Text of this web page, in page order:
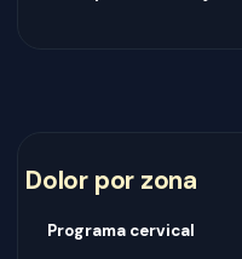
Dolor por zona
Programa cervical